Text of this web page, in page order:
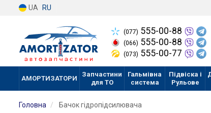
UA RU
(077) 555-00-88
(066) 555-00-88
(073) 555-00-77
АМОРТИЗАТОРИ
Запчастини
для ТО
Гальмівна
система
Підвіска і
Рульове
Головна Бачок гідропідсилювача